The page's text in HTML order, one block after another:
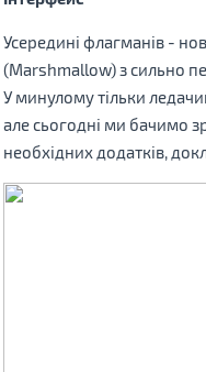
Усередині флагманів -
(Marshmallow) з сильно
У минулому тільки
але сьогодні ми бачимо
необхідних додатків,